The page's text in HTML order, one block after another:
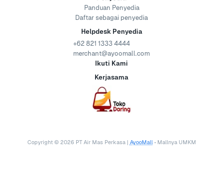
Panduan Penyedia
Daftar sebagai penyedia
Helpdesk Penyedia
+62 821 1333 4444
merchant@ayoomall.com
Ikuti Kami
Kerjasama
Copyright © 2026 PT Air Mas Perkasa | AyooMall • Mallnya UMKM